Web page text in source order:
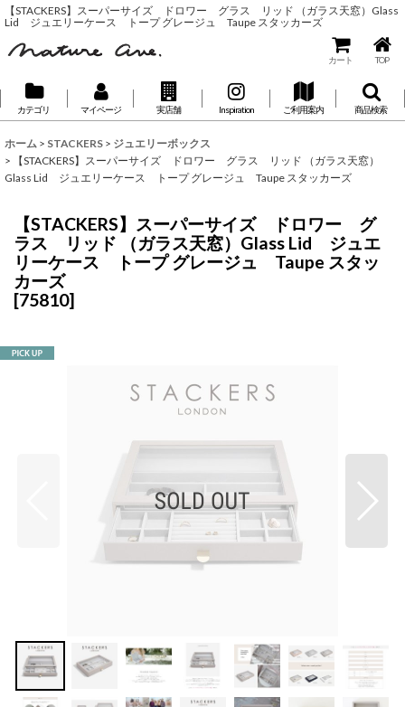
【STACKERS】スーパーサイズ ドロワー グラス リッド （ガラス天窓）Glass
Lid ジュエリーケース トープ グレージュ Taupe スタッカーズ
カート TOP
カテゴリ マイページ 実店舗 Inspiration ご利用案内 商品検索
ホーム > STACKERS > ジュエリーボックス
>
【STACKERS】スーパーサイズ ドロワー グラス リッド （ガラス天窓）
Glass Lid ジュエリーケース トープ グレージュ Taupe スタッカーズ
【STACKERS】スーパーサイズ ドロワー グ
ラス リッド （ガラス天窓）Glass Lid ジュエ
リーケース トープ グレージュ Taupe スタッ
カーズ
[75810]